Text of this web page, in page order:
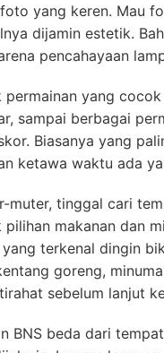
yang keren. Mau
dijamin estetik.
pencahayaan
permainan yang
sampai berbagai
Biasanya yang
ketawa waktu ada
muter, tinggal cari
makanan dan
terkenal dingin
goreng,
sebelum lanjut
BNS beda dari